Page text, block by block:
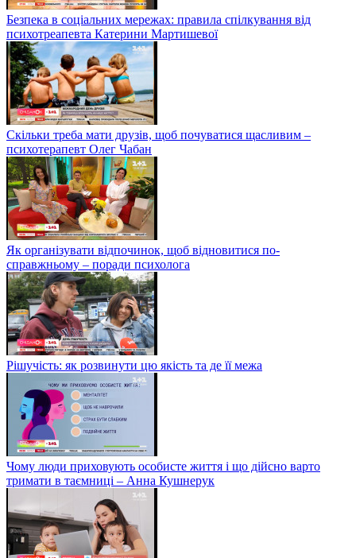
Безпека в соціальних мережах: правила спілкування від
психотреапевта Катерини Мартишевої
Скільки треба мати друзів, щоб почуватися щасливим –
психотерапевт Олег Чабан
Як організувати відпочинок, щоб відновитися по-
справжньому – поради психолога
Рішучість: як розвинути цю якість та де її межа
Чому люди приховують особисте життя і що дійсно варто
тримати в таємниці – Анна Кушнерук